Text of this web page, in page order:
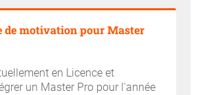
de motivation pour Master
en Licence et
un Master Pro pour l'année